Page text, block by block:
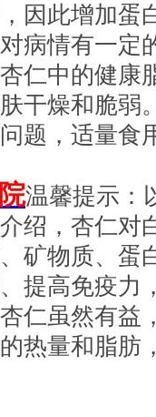
因此增加蛋
病情有一定
中的健康
干燥和脆弱
题，适量食
温馨提示：
绍，杏仁对
矿物质、蛋
提高免疫力
仁虽然有益
热量和脂肪